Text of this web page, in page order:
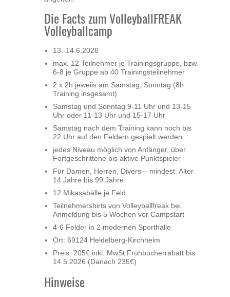
Die Facts zum VolleyballFREAK
Volleyballcamp
13.-14.6.2026
max. 12 Teilnehmer je Trainingsgruppe, bzw.
6-8 je Gruppe ab 40 Trainingsteilnehmer
2 x 2h jeweils am Samstag, Sonntag (8h
Training insgesamt)
Samstag und Sonntag 9-11 Uhr und 13-15
Uhr oder 11-13 Uhr und 15-17 Uhr
Samstag nach dem Training kann noch bis
22 Uhr auf den Feldern gespielt werden.
jedes Niveau möglich von Anfänger, über
Fortgeschrittene bis aktive Punktspieler
Für Damen, Herren, Divers – mindest. Alter
14 Jahre bis 99 Jahre
12 Mikasabälle je Feld
Teilnehmershirts von Volleyballfreak bei
Anmeldung bis 5 Wochen vor Campstart
4-6 Felder in 2 modernen Sporthalle
Ort: 69124 Heidelberg-Kirchheim
Preis: 205€ inkl. MwSt Frühbucherrabatt bis
14.5.2026 (Danach 235€)
Hinweise